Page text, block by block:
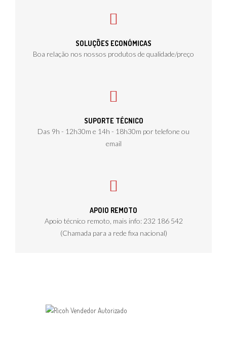
SOLUÇÕES ECONÓMICAS
Boa relação nos nossos produtos de qualidade/preço
SUPORTE TÉCNICO
Das 9h - 12h30m e 14h - 18h30m por telefone ou
email
APOIO REMOTO
Apoio técnico remoto, mais info: 232 186 542
(Chamada para a rede fixa nacional)